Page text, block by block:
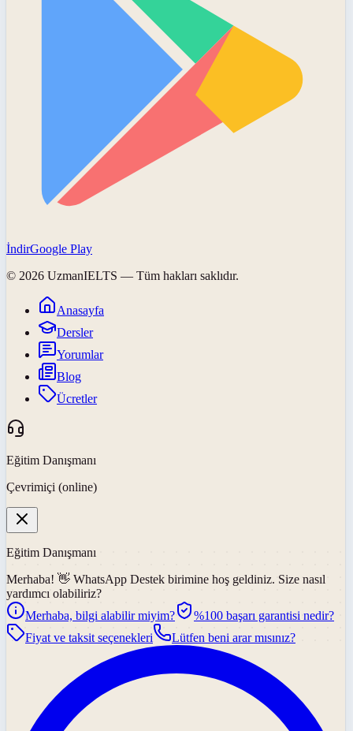
İndirGoogle Play
© 2026 UzmanIELTS — Tüm hakları saklıdır.
Anasayfa
Dersler
Yorumlar
Blog
Ücretler
Eğitim Danışmanı
Çevrimiçi (online)
Eğitim Danışmanı
Merhaba! 👋 WhatsApp Destek birimine hoş geldiniz. Size nasıl
yardımcı olabiliriz?
Merhaba, bilgi alabilir miyim?
%100 başarı garantisi nedir?
Fiyat ve taksit seçenekleri
Lütfen beni arar mısınız?